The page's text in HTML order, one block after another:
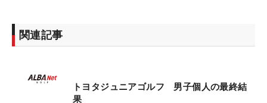
マークした長﨑大星（勇志国際高1年）と9バーデ
ィ・2ボギーの「64」をマークしたトーマス・レス
アンダー・首位タイで並び、同時優勝となった。
「アイアンやアプローチで寄せて、流れを切らさず
関連記事
トヨタジュニアゴルフ 男子個人の最終結
果